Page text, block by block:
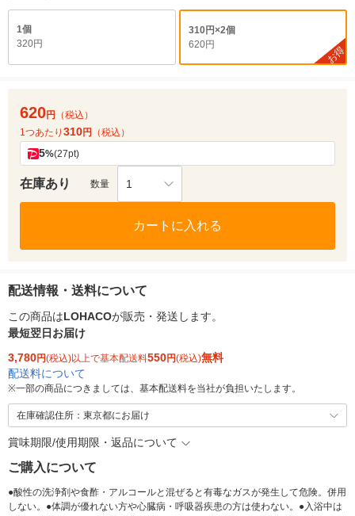
1個
320円
310円×2個
620円
お得
620円
（税込）
1つあたり 310円 （税込）
5%(27pt)
在庫あり 数量 1
カートに入れる
配送情報・送料について
この商品はLOHACOが販売・発送します。
最短翌日お届け
3,780円(税込)以上で基本配送料550円(税込)無料
配送料について
※一部の商品につきましては、基本配送料を当社が負担いたします。
在庫確認住所：東京都にお届け
賞味期限/使用期限・返品について
ご購入について
●酸性の洗浄剤や食酢・アルコールと混ぜると有毒なガスが発生して危険。併用
しない。●体調が優れない方や心臓病・呼吸器疾患の方は使わない。●入浴中は